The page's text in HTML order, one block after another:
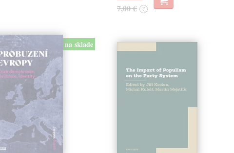
7,00 € ?
na sklade